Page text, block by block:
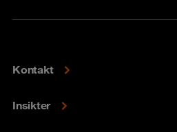
Kontakt
Insikter